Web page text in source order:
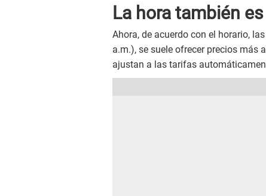
La hora también
Ahora, de acuerdo con el horario,
a.m.), se suele ofrecer precios más
ajustan a las tarifas